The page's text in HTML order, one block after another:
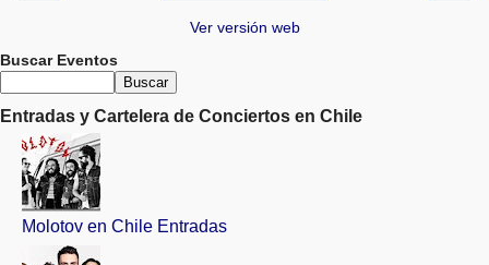
Ver versión web
Buscar Eventos
Entradas y Cartelera de Conciertos en Chile
Molotov en Chile Entradas